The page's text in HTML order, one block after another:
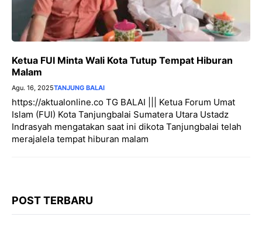
Ketua FUI Minta Wali Kota Tutup Tempat Hiburan
Malam
Agu. 16, 2025TANJUNG BALAI
https://aktualonline.co TG BALAI ||| Ketua Forum Umat
Islam (FUI) Kota Tanjungbalai Sumatera Utara Ustadz
Indrasyah mengatakan saat ini dikota Tanjungbalai telah
merajalela tempat hiburan malam
POST TERBARU